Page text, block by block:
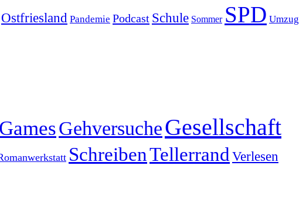
Ostfriesland Pandemie Podcast Schule Sommer SPD Umzug
GamesGehversucheGesellschaft
SchreibenTellerrand Verlesen